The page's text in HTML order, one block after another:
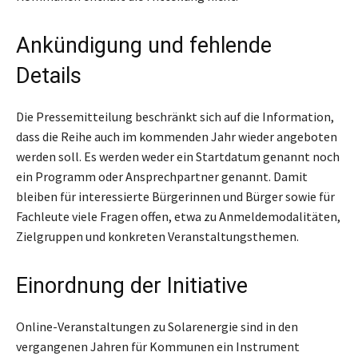
Ankündigung und fehlende
Details
Die Pressemitteilung beschränkt sich auf die Information,
dass die Reihe auch im kommenden Jahr wieder angeboten
werden soll. Es werden weder ein Startdatum genannt noch
ein Programm oder Ansprechpartner genannt. Damit
bleiben für interessierte Bürgerinnen und Bürger sowie für
Fachleute viele Fragen offen, etwa zu Anmeldemodalitäten,
Zielgruppen und konkreten Veranstaltungsthemen.
Einordnung der Initiative
Online-Veranstaltungen zu Solarenergie sind in den
vergangenen Jahren für Kommunen ein Instrument